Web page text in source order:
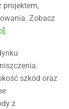
projektem,
Zobacz
].
szkód oraz
z